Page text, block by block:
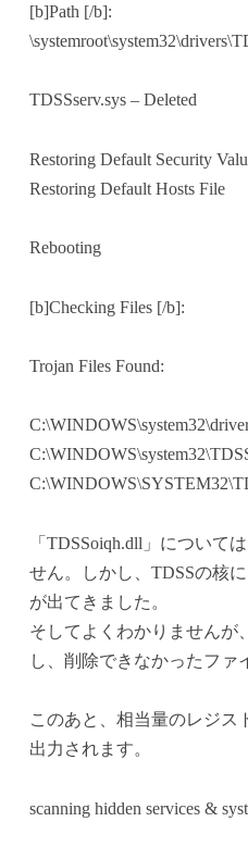
[b]Path [/b]:
TDSSserv.sys – Deleted
Restoring Default Security
Restoring Default Hosts File
Rebooting
[b]Checking Files [/b]:
Trojan Files Found:
「TDSSoiqh.dll」について
せん。しかし、TDSSの核に
が出てきました。
そしてよくわかりませんが
し、削除できなかったファ
このあと、相当量のレジス
出力されます。
scanning hidden services &